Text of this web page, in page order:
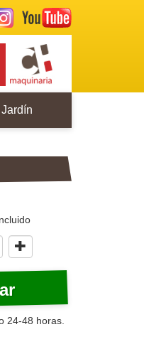
Instagram
24-48 horas.